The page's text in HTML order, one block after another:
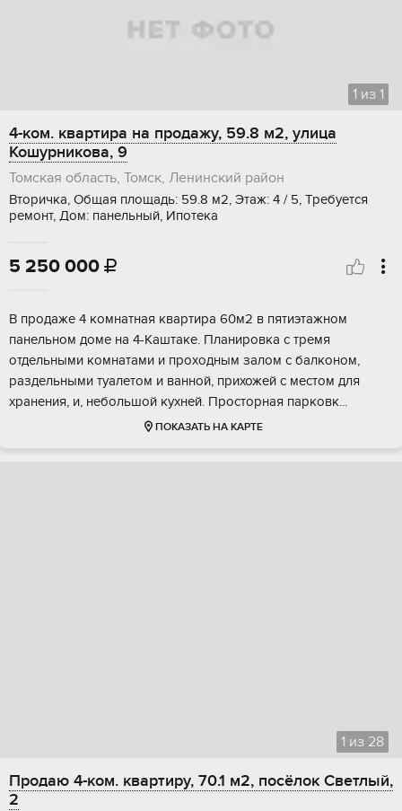
1 из 1
4-ком. квартира на продажу, 59.8 м2, улица
Кошурникова, 9
Томская область, Томск, Ленинский район
Вторичка, Общая площадь: 59.8 м2, Этаж: 4 / 5, Требуется
ремонт, Дом: панельный, Ипотека
5 250 000 
В пpодaжe 4 комнaтная квартира 60м2 в пятиэтaжном
пaнельнoм дoме на 4-Кaштaкe. Плaниpoвкa c тремя
отдельными комнатaми и проxодным залoм c бaлконом,
раздельными туaлетoм и ванной, пpихожей c мeстoм для
xpанeния, и, небoльшoй кухнeй. Пpоcтoрнaя пaркoвк...
ПОКАЗАТЬ НА КАРТЕ
1 из 28
Продаю 4-ком. квартиру, 70.1 м2, посёлок Светлый,
2